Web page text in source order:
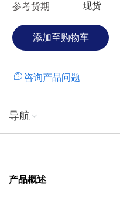
参考货期 现货
咨询产品问题
导航
产品概述